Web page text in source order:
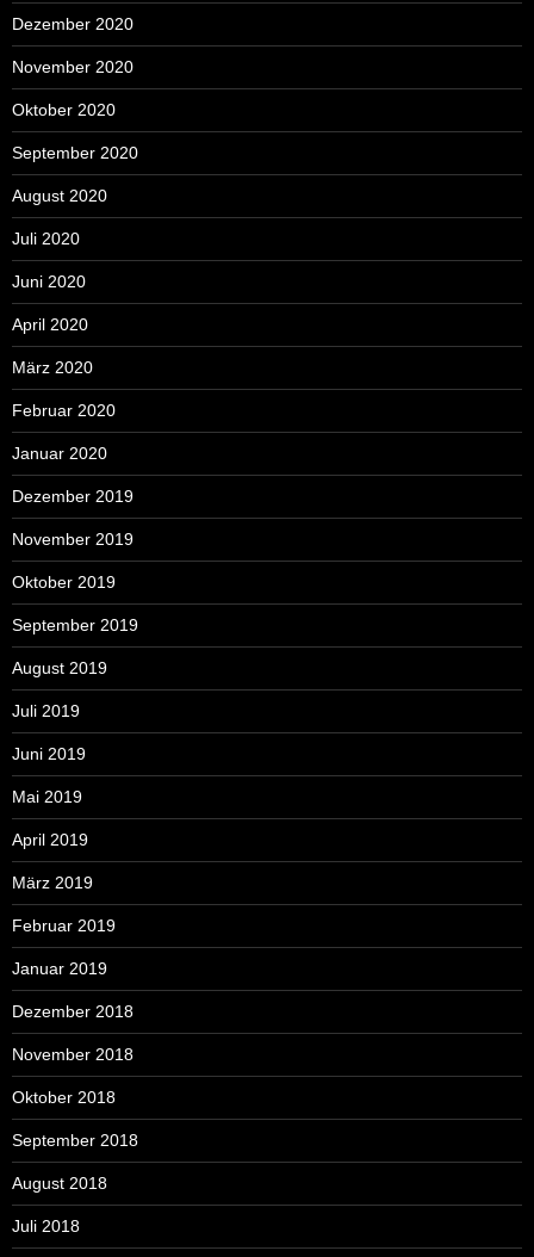
Dezember 2020
November 2020
Oktober 2020
September 2020
August 2020
Juli 2020
Juni 2020
April 2020
März 2020
Februar 2020
Januar 2020
Dezember 2019
November 2019
Oktober 2019
September 2019
August 2019
Juli 2019
Juni 2019
Mai 2019
April 2019
März 2019
Februar 2019
Januar 2019
Dezember 2018
November 2018
Oktober 2018
September 2018
August 2018
Juli 2018